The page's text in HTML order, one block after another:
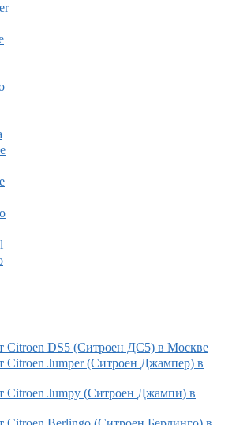
Citroen DS5 (Ситроен ДС5) в Москве
Citroen Jumper (Ситроен Джампер) в
Citroen Jumpy (Ситроен Джампи) в